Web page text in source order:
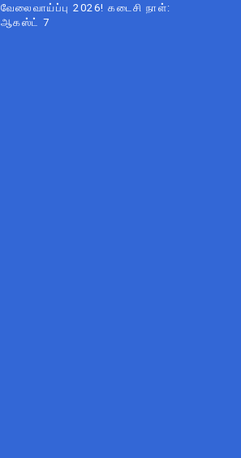
வேலைவாய்ப்பு 2026! கடைசி நாள்:
ஆகஸ்ட் 7